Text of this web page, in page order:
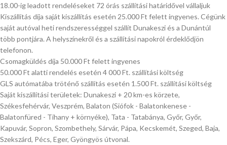
18.00-ig leadott rendeléseket 72 órás szállítási határidővel vállaljuk
Kiszállítás díja saját kiszállítás esetén 25.000 Ft felett ingyenes. Cégünk
saját autóval heti rendszerességgel szállít Dunakeszi és a Dunántúl
több pontjára. A helyszínekről és a szállítási napokról érdeklődjön
telefonon.
Csomagküldés díja 50.000 Ft felett ingyenes
50.000 Ft alatti rendelés esetén 4 000 Ft. szállítási költség
GLS autómatába tröténő szállítás esetén 1.500 Ft. szállítási költség
Saját kiszállítási területek: Dunakeszi + 20 km-es körzete,
Székesfehérvár, Veszprém, Balaton (Siófok - Balatonkenese -
Balatonfüred - Tihany + környéke), Tata - Tatabánya, Győr, Győr,
Kapuvár, Sopron, Szombethely, Sárvár, Pápa, Kecskemét, Szeged, Baja,
Szekszárd, Pécs, Eger, Gyöngyös útvonal.